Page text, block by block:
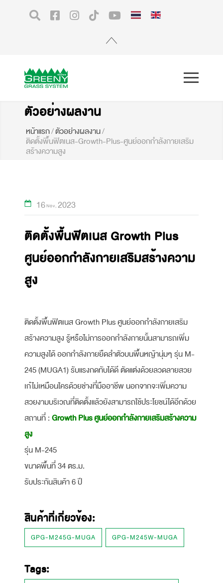
ตัวอย่างผลงาน
หน้าแรก/ตัวอย่างผลงาน/
ติดตั้งพื้นฟิตเนส-Growth-Plus-ศูนย์ออกกำลังกายเสริม
สร้างความสูง
16Nov 2023
ติดตั้งพื้นฟิตเนส Growth Plus
ศูนย์ออกกำลังกายเสริมสร้างความ
สูง
ติดตั้งพื้นฟิตเนส Growth Plus ศูนย์ออกกำลังกายเสริม
สร้างความสูง รู้หรือไม่การออกกำลังกายนั้นสามารถเพิ่ม
ความสูงได้ ออกกำลังกายยืดลำตัวบนพื้นหญ้านุ่มๆ รุ่น M-
245 (MUGA1) รับแรงกดทับได้ดี ตัดแต่งด้วยลวดลายสวย
เก๋ไม่เหมือนใครด้วยช่างที่มืออาชีพ นอกจากจะเพิ่มความ
สวยงามบริเวณที่ติดตั้งแล้วยังสามารถใช้ประโยชน์ได้อีกด้วย
สถานที่ : Growth Plus ศูนย์ออกกำลังกายเสริมสร้างความ
สูง
รุ่น M-245
ขนาดพื้นที่ 34 ตร.ม.
รับประกันสินค้า 6 ปี
สินค้าที่เกี่ยวข้อง:
GPG-M245G-MUGA GPG-M245W-MUGA
Tags: